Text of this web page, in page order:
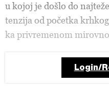
u kojoj je došlo do
tenzija od početka
ka privremenom
Login/